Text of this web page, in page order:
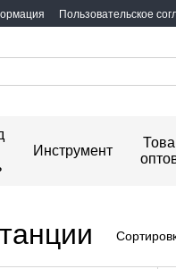
Пользовательское
Инструмент